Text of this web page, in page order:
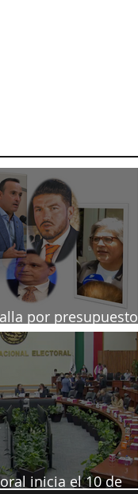
por presupuesto
inicia el 10 de